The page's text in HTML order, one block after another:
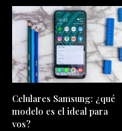
Celulares Samsung: ¿qué
modelo es el ideal para
vos?